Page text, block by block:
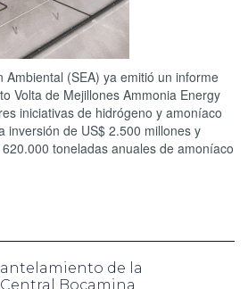
Ambiental (SEA) ya emitió un informe
Volta de Mejillones Ammonia Energy
iniciativas de hidrógeno y amoníaco
inversión de US$ 2.500 millones y
toneladas anuales de amoníaco
de la
Bocamina